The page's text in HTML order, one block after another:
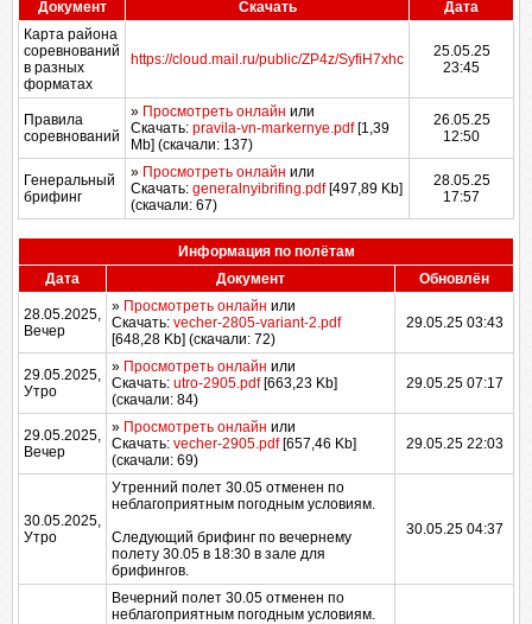
Документ
Скачать
Дата
Карта района
соревнований
в разных
форматах
https://cloud.mail.ru/public/ZP4z/SyfiH7xhc
25.05.25
23:45
Правила
соревнований
» Просмотреть онлайн или
Скачать: pravila-vn-markernye.pdf[1,39
Mb] (cкачали: 137)
26.05.25
12:50
Генеральный
брифинг
» Просмотреть онлайн или
Скачать: generalnyibrifing.pdf[497,89 Kb]
(cкачали: 67)
28.05.25
17:57
Информация по полётам
Дата
Документ Обновлён
28.05.2025,
Вечер
» Просмотреть онлайн или
Скачать: vecher-2805-variant-2.pdf
[648,28 Kb] (cкачали: 72)
29.05.25 03:43
29.05.2025,
Утро
» Просмотреть онлайн или
Скачать: utro-2905.pdf[663,23 Kb]
(cкачали: 84)
29.05.25 07:17
29.05.2025,
Вечер
» Просмотреть онлайн или
Скачать: vecher-2905.pdf[657,46 Kb]
(cкачали: 69)
29.05.25 22:03
30.05.2025,
Утро
Утренний полет 30.05 отменен по
неблагоприятным погодным условиям.
Следующий брифинг по вечернему
полету 30.05 в 18:30 в зале для
брифингов.
30.05.25 04:37
Вечерний полет 30.05 отменен по
неблагоприятным погодным условиям.